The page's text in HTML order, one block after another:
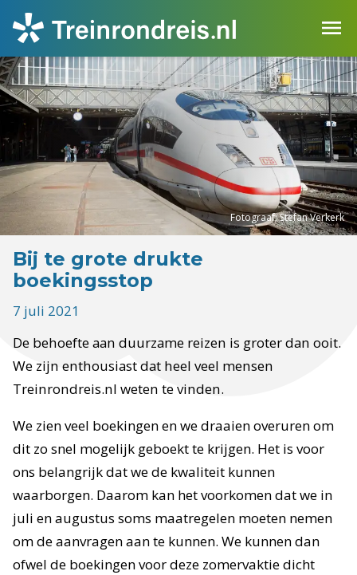
Fotograaf: Stefan Verkerk
Bij te grote drukte
boekingsstop
7 juli 2021
De behoefte aan duurzame reizen is groter dan ooit.
We zijn enthousiast dat heel veel mensen
Treinrondreis.nl weten te vinden.
We zien veel boekingen en we draaien overuren om
dit zo snel mogelijk geboekt te krijgen. Het is voor
ons belangrijk dat we de kwaliteit kunnen
waarborgen. Daarom kan het voorkomen dat we in
juli en augustus soms maatregelen moeten nemen
om de aanvragen aan te kunnen. We kunnen dan
ofwel de boekingen voor deze zomervaktie dicht